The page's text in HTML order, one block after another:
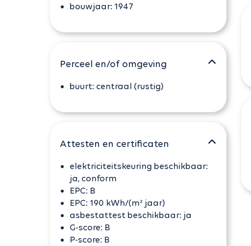
bouwjaar: 1947
Perceel en/of omgeving
buurt: centraal (rustig)
Attesten en certificaten
elektriciteitskeuring beschikbaar:
ja, conform
EPC: B
EPC: 190 kWh/(m² jaar)
asbestattest beschikbaar: ja
G-score: B
P-score: B